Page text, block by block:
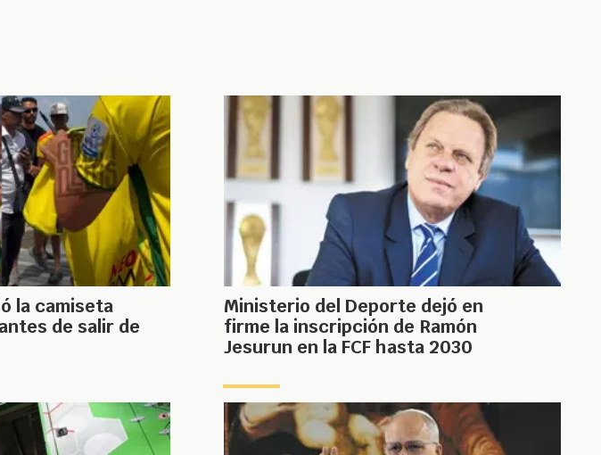
la camiseta
de salir de
Ministerio del Deporte dejó en
firme la inscripción de Ramón
Jesurun en la FCF hasta 2030